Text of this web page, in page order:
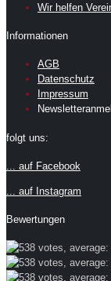
Wir helfen
Informationen
AGB
Datenschutz
Impressum
folgt uns:
... auf Facebook
... auf Instagram
Bewertungen